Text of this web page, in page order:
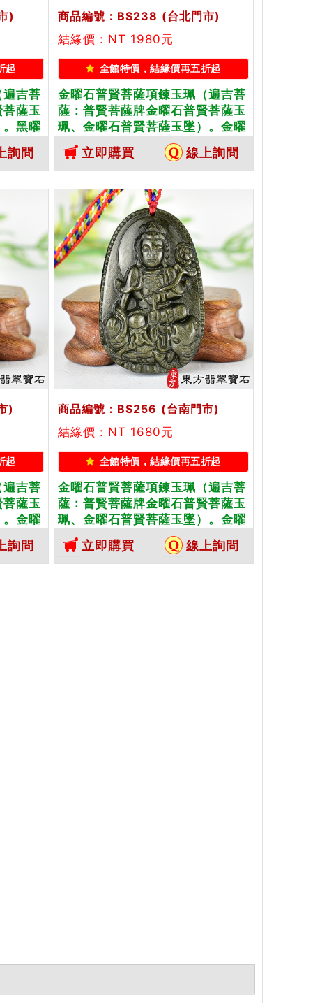
)
起
吉菩
薩玉
黑曜
訂做
珮項
卡
詢問
商品編號：BS238 (台北門市)
結緣價：NT 1980元
全館特價，結緣價再五折起
金曜石普賢菩薩項鍊玉珮（遍吉菩
薩：普賢菩薩牌金曜石普賢菩薩玉
珮、金曜石普賢菩薩玉墜）。金曜
石普賢菩薩，BS238。客製化訂做
各種金曜石普賢菩薩吊墜玉珮項
鍊。★附東方翡翠寶石保證卡
立即購買 線上詢問
)
起
吉菩
薩玉
金曜
訂做
珮項
卡
詢問
商品編號：BS256 (台南門市)
結緣價：NT 1680元
全館特價，結緣價再五折起
金曜石普賢菩薩項鍊玉珮（遍吉菩
薩：普賢菩薩牌金曜石普賢菩薩玉
珮、金曜石普賢菩薩玉墜）。金曜
石普賢菩薩，BS256。客製化訂做
各種金曜石普賢菩薩吊墜玉珮項
鍊。★附東方翡翠寶石保證卡
立即購買 線上詢問